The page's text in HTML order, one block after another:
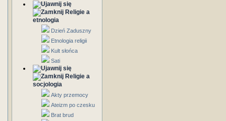
Religie a
etnologia
Dzień Zaduszny
Etnologia religii
Kult słońca
Sati
Religie a
socjologia
Akty przemocy
Ateizm po czesku
Brat brud